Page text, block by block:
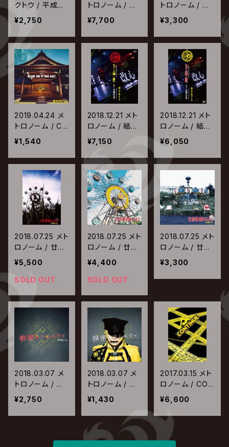
クトウ / 平成享
年
¥2,750
トロノーム / 阿
吽回廊【初回限
定メト箱仕様】
¥7,700
トロノーム / 阿
吽回廊【通常盤】
¥3,300
2019.04.24 メ
トロノーム / Ca
tch me if you
can?
¥1,540
2018.12.21 メト
ロノーム / 結成
廿周年全国巡礼
ヤプー三神・巡
礼～ヤプーが召
喚された夜～ [
05→98→18迄-
7=20 ]【Blu-ra
y】
¥7,150
2018.12.21 メト
ロノーム / 結成
廿周年全国巡礼
ヤプー三神・巡
礼～ヤプーが召
喚された夜～ [
05→98→18迄-
7=20 ]【DVD】
¥6,050
2018.07.25 メト
ロノーム / 廿奇
譚AHEAD【初回
生産限定メト箱】
¥5,500
SOLD OUT
2018.07.25 メト
ロノーム / 廿奇
譚AHEAD【初回
生産限定廿メト】
¥4,400
SOLD OUT
2018.07.25 メト
ロノーム / 廿奇
譚AHEAD【通常
盤】
¥3,300
2018.03.07 メ
トロノーム / 弊
帚トリムルティ
【初回限定プレ
ス盤】
¥2,750
2018.03.07 メ
トロノーム / 弊
帚トリムルティ
【通常盤】
¥1,430
2017.03.15 メト
ロノーム / CON
TINUE【初回生
産限定メト箱】
¥6,600